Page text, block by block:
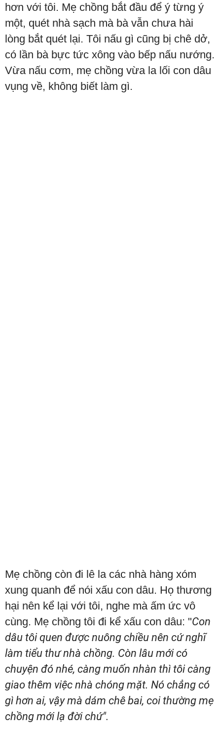
hơn với tôi. Mẹ chồng bắt đầu để ý từng ý
một, quét nhà sạch mà bà vẫn chưa hài
lòng bắt quét lại. Tôi nấu gì cũng bị chê dở,
có lần bà bực tức xông vào bếp nấu nướng.
Vừa nấu cơm, mẹ chồng vừa la lối con dâu
vụng về, không biết làm gì.
Mẹ chồng còn đi lê la các nhà hàng xóm
xung quanh để nói xấu con dâu. Họ thương
hại nên kể lại với tôi, nghe mà ấm ức vô
cùng. Mẹ chồng tôi đi kể xấu con dâu: "Con
dâu tôi quen được nuông chiều nên cứ nghĩ
làm tiểu thư nhà chồng. Còn lâu mới có
chuyện đó nhé, càng muốn nhàn thì tôi càng
giao thêm việc nhà chóng mặt. Nó chẳng có
gì hơn ai, vậy mà dám chê bai, coi thường mẹ
chồng mới lạ đời chứ".